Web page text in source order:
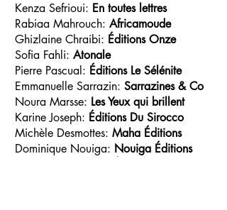
Kenza Sefrioui: En toutes lettres
Rabiaa Mahrouch: Africamoude
Ghizlaine Chraibi: Éditions Onze
Sofia Fahli: Atonale
Pierre Pascual: Éditions Le Sélénite
Emmanuelle Sarrazin: Sarrazines & Co
Noura Marsse: Les Yeux qui brillent
Karine Joseph: Éditions Du Sirocco
Michèle Desmottes: Maha Éditions
Dominique Nouiga: Nouiga Éditions